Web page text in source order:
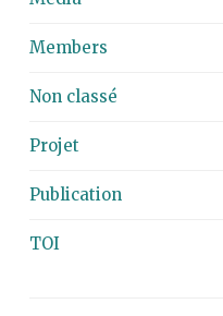
Members
Non classé
Projet
Publication
TOI